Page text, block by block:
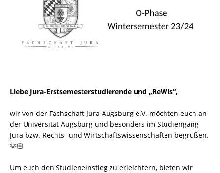
Liebe Jura-Erstsemesterstudierende und „ReWis“,
wir von der Fachschaft Jura Augsburg e.V. möchten euch an
der Universität Augsburg und besonders im Studiengang
Jura bzw. Rechts- und Wirtschaftswissenschaften begrüßen.
🫶🏼
Um euch den Studieneinstieg zu erleichtern, bieten wir